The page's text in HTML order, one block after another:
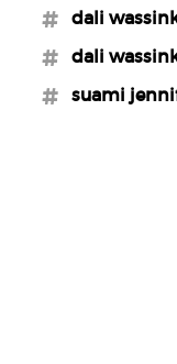
#dali
#dali
#suami